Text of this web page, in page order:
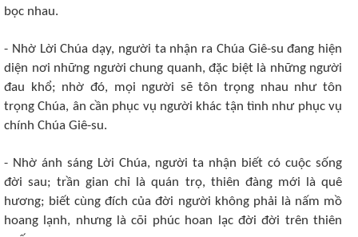
bọc nhau.
- Nhờ Lời Chúa dạy, người ta nhận ra Chúa Giê-su đang hiện
diện nơi những người chung quanh, đặc biệt là những người
đau khổ; nhờ đó, mọi người sẽ tôn trọng nhau như tôn
trọng Chúa, ân cần phục vụ người khác tận tình như phục vụ
chính Chúa Giê-su.
- Nhờ ánh sáng Lời Chúa, người ta nhận biết có cuộc sống
đời sau; trần gian chỉ là quán trọ, thiên đàng mới là quê
hương; biết cùng đích của đời người không phải là nấm mồ
hoang lạnh, nhưng là cõi phúc hoan lạc đời đời trên thiên